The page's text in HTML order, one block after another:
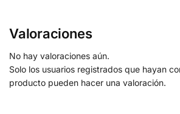
Valoraciones
No hay valoraciones aún.
Solo los usuarios registrados que hayan
producto pueden hacer una valoración.